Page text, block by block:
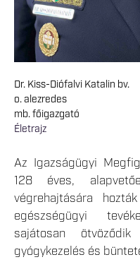
Dr. Kiss-Diófalvi Katalin bv.
o. alezredes
mb. főigazgató
Életrajz
Az Igazságügyi
128 éves,
végrehajtására
egészségügyi
sajátosan
gyógykezelés és